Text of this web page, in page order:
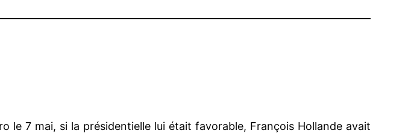
le 7 mai, si la présidentielle lui était favorable, François Hollande avait